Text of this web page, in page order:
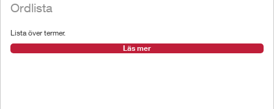
Ordlista
Lista över termer.
Läs mer